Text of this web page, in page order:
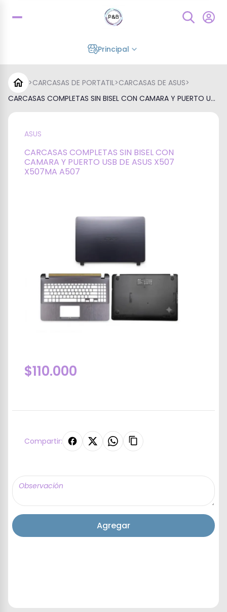
Principal
>CARCASAS DE PORTATIL>CARCASAS DE ASUS>
CARCASAS COMPLETAS SIN BISEL CON CAMARA Y PUERTO U...
ASUS
CARCASAS COMPLETAS SIN BISEL CON
CAMARA Y PUERTO USB DE ASUS X507
X507MA A507
$110.000
Compartir:
Agregar